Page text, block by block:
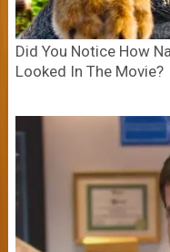
Did You Notice How
Looked In The Movie?